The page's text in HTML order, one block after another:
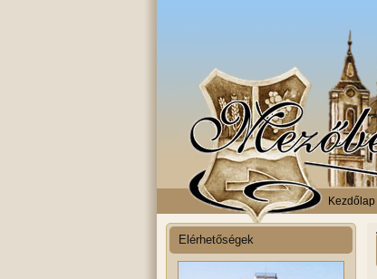
Kezdőlap
Elérhetőségek